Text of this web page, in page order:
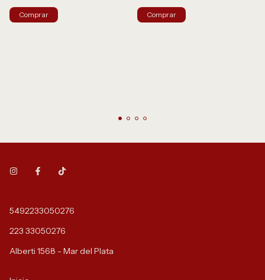
Comprar Comprar
5492233050276
223 33050276
Alberti 1568 - Mar del Plata